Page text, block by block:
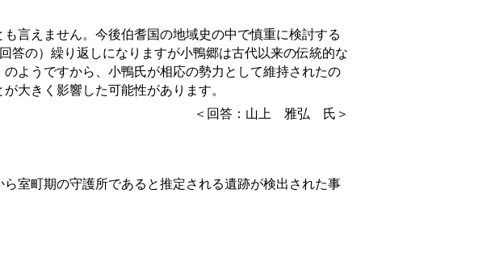
言えません。今後伯耆国の地域史の中で慎重に検討する
答の）繰り返しになりますが小鴨郷は古代以来の伝統的な
ようですから、小鴨氏が相応の勢力として維持されたの
大きく影響した可能性があります。
＜回答：山上 雅弘 氏＞
室町期の守護所であると推定される遺跡が検出された事